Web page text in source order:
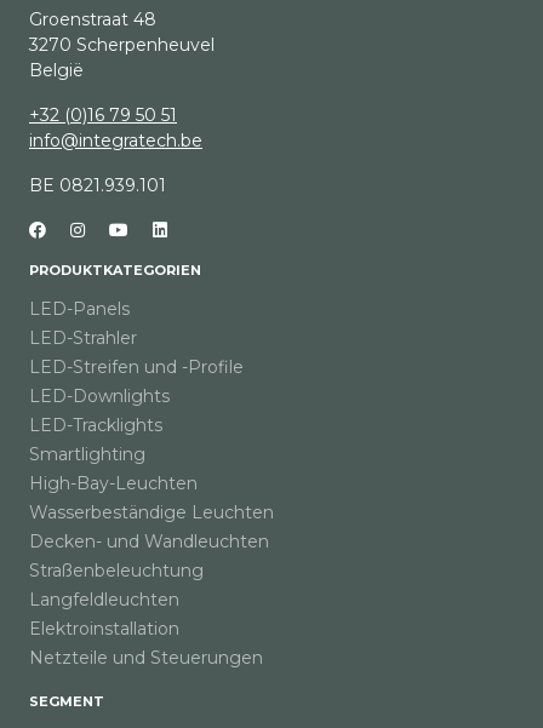
Groenstraat 48
3270 Scherpenheuvel
België
+32 (0)16 79 50 51
info@integratech.be
BE 0821.939.101
PRODUKTKATEGORIEN
LED-Panels
LED-Strahler
LED-Streifen und -Profile
LED-Downlights
LED-Tracklights
Smartlighting
High-Bay-Leuchten
Wasserbeständige Leuchten
Decken- und Wandleuchten
Straßenbeleuchtung
Langfeldleuchten
Elektroinstallation
Netzteile und Steuerungen
SEGMENT